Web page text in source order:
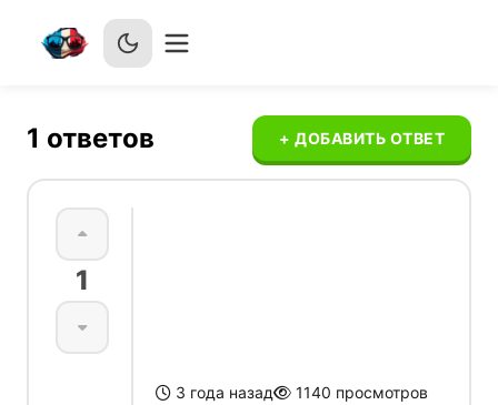
1 ответов + ДОБАВИТЬ ОТВЕТ
1
3 года назад 1140 просмотров